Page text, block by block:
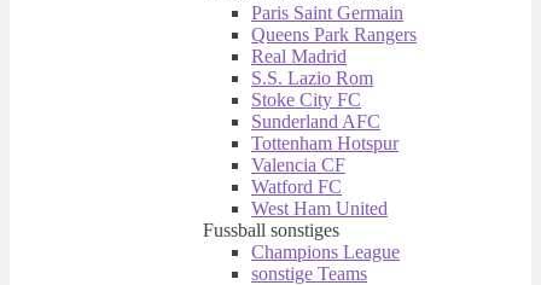
Paris Saint Germain
Queens Park Rangers
Real Madrid
S.S. Lazio Rom
Stoke City FC
Sunderland AFC
Tottenham Hotspur
Valencia CF
Watford FC
West Ham United
Fussball sonstiges
Champions League
sonstige Teams